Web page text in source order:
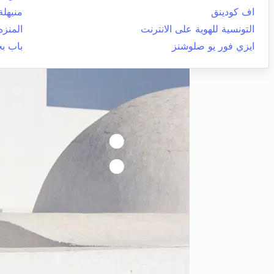
اف كودينق
التونسية للهوية على الانترنت
ايزي فور يو صلوشنز
باب